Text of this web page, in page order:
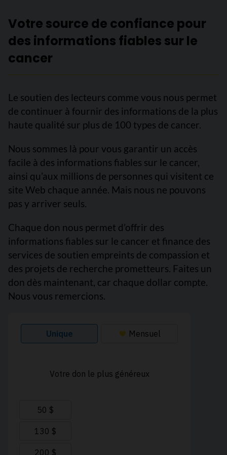
Votre source de confiance pour
des informations fiables sur le
cancer
Le soutien des lecteurs comme vous nous permet
de continuer à fournir des informations de la plus
haute qualité sur plus de 100 types de cancer.
Nous sommes là pour vous garantir un accès
facile à des informations fiables sur le cancer,
ainsi qu’aux millions de personnes qui visitent ce
site Web chaque année. Mais nous ne pouvons
pas y arriver seuls.
Chaque don nous permet d’offrir des
informations fiables sur le cancer et finance des
services de soutien empreints de compassion et
des projets de recherche prometteurs. Faites un
don dès maintenant, car chaque dollar compte.
Nous vous remercions.